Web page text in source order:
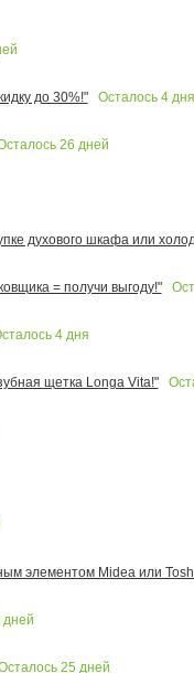
до 30%!"
Осталось 4дня
26 дней
духового шкафа или
= получи выгоду!"
4дня
щетка Longa Vita!"
элементом Midea или
дней
25 дней